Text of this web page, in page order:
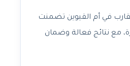
في أم القيوين تضمنت
مع نتائج فعالة وضمان